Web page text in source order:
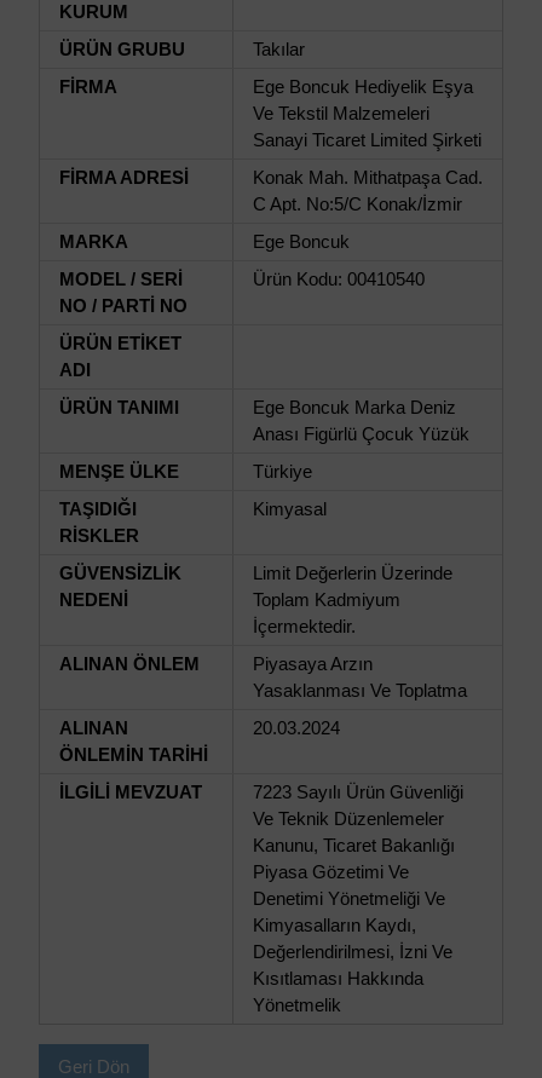
KURUM
ÜRÜN GRUBU
Takılar
FİRMA
Ege Boncuk Hediyelik Eşya
Ve Tekstil Malzemeleri
Sanayi Ticaret Limited Şirketi
FİRMA ADRESİ
Konak Mah. Mithatpaşa Cad.
C Apt. No:5/C Konak/İzmir
MARKA
Ege Boncuk
MODEL / SERİ
NO / PARTİ NO
Ürün Kodu: 00410540
ÜRÜN ETİKET
ADI
ÜRÜN TANIMI
Ege Boncuk Marka Deniz
Anası Figürlü Çocuk Yüzük
MENŞE ÜLKE
Türkiye
TAŞIDIĞI
RİSKLER
Kimyasal
GÜVENSİZLİK
NEDENİ
Limit Değerlerin Üzerinde
Toplam Kadmiyum
İçermektedir.
ALINAN ÖNLEM
Piyasaya Arzın
Yasaklanması Ve Toplatma
ALINAN
ÖNLEMİN TARİHİ
20.03.2024
İLGİLİ MEVZUAT
7223 Sayılı Ürün Güvenliği
Ve Teknik Düzenlemeler
Kanunu, Ticaret Bakanlığı
Piyasa Gözetimi Ve
Denetimi Yönetmeliği Ve
Kimyasalların Kaydı,
Değerlendirilmesi, İzni Ve
Kısıtlaması Hakkında
Yönetmelik
Geri Dön